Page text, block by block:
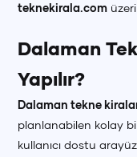
teknekirala.com
Dalaman
Yapılır?
Dalaman tekne
planlanabilen kolay
kullanıcı dostu